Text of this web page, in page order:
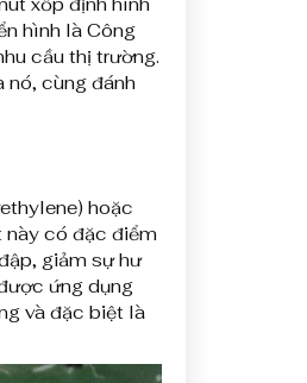
hình là Công
cầu thị trường.
nó, cùng đánh
hoặc
này có đặc điểm
giảm sự hư
ứng dụng
và đặc biệt là